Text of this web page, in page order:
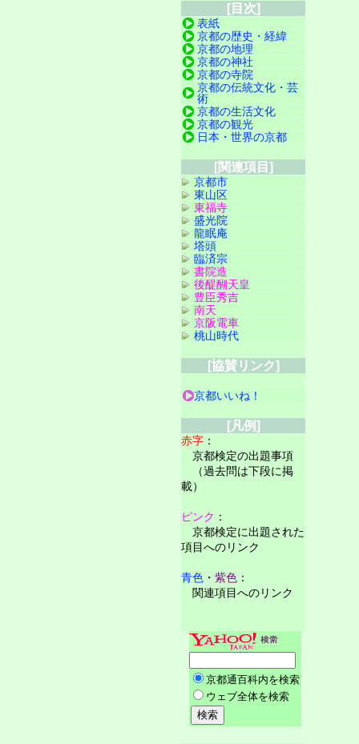
[目次]
表紙
京都の歴史・経緯
京都の地理
京都の神社
京都の寺院
京都の伝統文化・芸
術
京都の生活文化
京都の観光
日本・世界の京都
[関連項目]
京都市
東山区
東福寺
盛光院
龍眠庵
塔頭
臨済宗
書院造
後醍醐天皇
豊臣秀吉
南天
京阪電車
桃山時代
[協賛リンク]
京都いいね！
[凡例]
赤字 ：
京都検定の出題事項
（過去問は下段に掲
載）
ピンク ：
京都検定に出題された
項目へのリンク
青色 ・ 紫色 ：
関連項目へのリンク